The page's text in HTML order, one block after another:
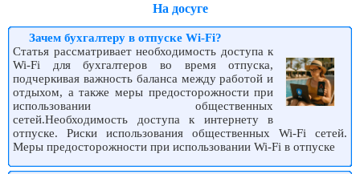
На досуге
Зачем бухгалтеру в отпуске Wi-Fi?
Статья рассматривает необходимость доступа к
Wi-Fi для бухгалтеров во время отпуска,
подчеркивая важность баланса между работой и
отдыхом, а также меры предосторожности при
использовании общественных
сетей.Необходимость доступа к интернету в
отпуске. Риски использования общественных Wi-Fi сетей.
Меры предосторожности при использовании Wi-Fi в отпуске